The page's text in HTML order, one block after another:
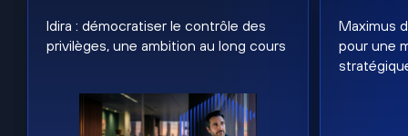
Idira : démocratiser le contrôle des
privilèges, une ambition au long cours
Maximus
pour une